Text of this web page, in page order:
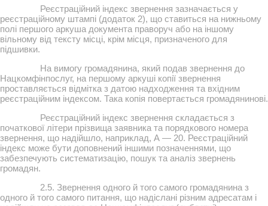
Реєстраційний індекс звернення зазначається у
реєстраційному штампі (додаток 2), що ставиться на нижньому
полі першого аркуша документа праворуч або на іншому
вільному від тексту місці, крім місця, призначеного для
підшивки.
На вимогу громадянина, який подав звернення до
Нацкомфінпослуг, на першому аркуші копії звернення
проставляється відмітка з датою надходження та вхідним
реєстраційним індексом. Така копія повертається громадянинові.
Реєстраційний індекс звернення складається з
початкової літери прізвища заявника та порядкового номера
звернення, що надійшло, наприклад, А — 20. Реєстраційний
індекс може бути доповнений іншими позначеннями, що
забезпечують систематизацію, пошук та аналіз звернень
громадян.
2.5. Звернення одного й того самого громадянина з
одного й того самого питання, що надіслані різним адресатам і